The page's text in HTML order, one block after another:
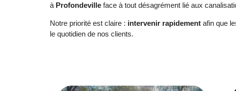
à Profondeville face à tout désagrément lié aux
Notre priorité est claire : intervenir rapidement afin que
le quotidien de nos clients.